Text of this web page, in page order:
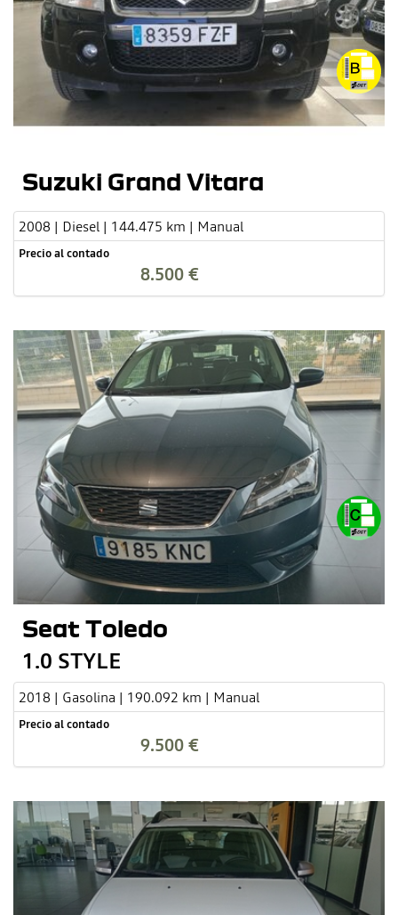
Suzuki Grand Vitara
2008 | Diesel | 144.475 km | Manual
Precio al contado
8.500 €
Seat Toledo
1.0 STYLE
2018 | Gasolina | 190.092 km | Manual
Precio al contado
9.500 €